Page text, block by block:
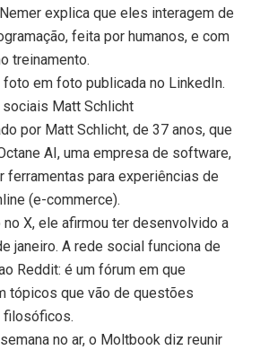
explica que eles interagem de
feita por humanos, e com
treinamento.
em foto publicada no LinkedIn.
Matt Schlicht
por Matt Schlicht, de 37 anos, que
AI, uma empresa de software,
ferramentas para experiências de
(e-commerce).
no X, ele afirmou ter desenvolvido a
janeiro. A rede social funciona de
Reddit: é um fórum em que
tópicos que vão de questões
filosóficos.
no ar, o Moltbook diz reunir